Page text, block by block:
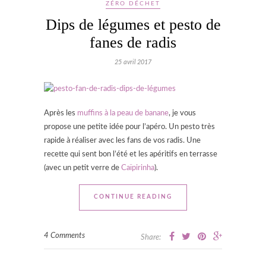
ZÉRO DÉCHET
Dips de légumes et pesto de
fanes de radis
25 avril 2017
Après les muffins à la peau de banane, je vous
propose une petite idée pour l’apéro. Un pesto très
rapide à réaliser avec les fans de vos radis. Une
recette qui sent bon l’été et les apéritifs en terrasse
(avec un petit verre de Caïpirinha).
CONTINUE READING
4 Comments Share: